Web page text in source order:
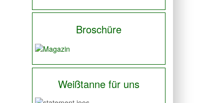
Broschüre
Weißtanne für uns